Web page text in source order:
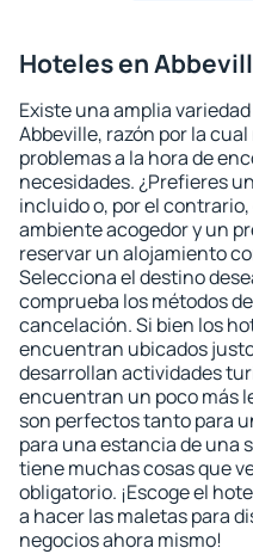
Hoteles en
Existe una amplia
Abbeville, razón por la
problemas a la hora de
necesidades. ¿Prefieres
incluido o, por el
ambiente acogedor y un
reservar un alojamiento
Selecciona el destino
comprueba los métodos
cancelación. Si bien los
encuentran ubicados
desarrollan actividades
encuentran un poco más
son perfectos tanto para
para una estancia de una
tiene muchas cosas que
obligatorio. ¡Escoge el
a hacer las maletas para
negocios ahora mismo!